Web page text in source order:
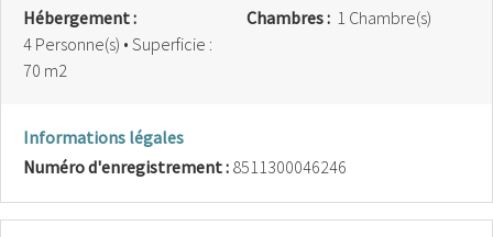
Hébergement :
4 Personne(s) • Superficie :
70 m2
Chambres : 1 Chambre(s)
Informations légales
Numéro d'enregistrement : 8511300046246